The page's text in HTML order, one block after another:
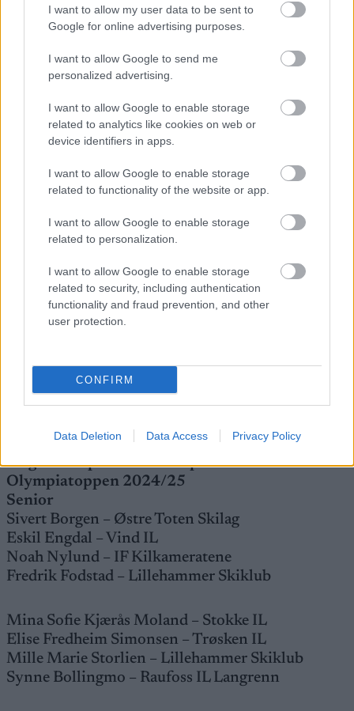
I want to allow my user data to be sent to
Google for online advertising purposes.
I want to allow Google to send me
personalized advertising.
I want to allow Google to enable storage
related to analytics like cookies on web or
device identifiers in apps.
I want to allow Google to enable storage
related to functionality of the website or app.
I want to allow Google to enable storage
related to personalization.
I want to allow Google to enable storage
related to security, including authentication
functionality and fraud prevention, and other
user protection.
CONFIRM
Data Deletion Data Access Privacy Policy
sprinttrøya i Ski Classics sammenlagt to ganger
før han la opp egen karriere i fjor høst.
Les også:
Tvinges til å legge opp: – Det er ikke alt med
toppidrettssatsing som er sunt
Mikko Kokslien teamkoordinator i laget, samt at
sportssjef for langrenn ved NTG Lillehammer Per
Ola Gasmann er fagressurs og sparringspartner for
teamet.
– Det skal også ansettes en assistenttrener for
laget. Der er vi fortsatt på jakt etter en motivert
trenerspire som vil være med i en 20-prosent
Følgende løpere er tatt ut på Team
Olympiatoppen 2024/25
Senior
Sivert Borgen – Østre Toten Skilag
Eskil Engdal – Vind IL
Noah Nylund – IF Kilkameratene
Fredrik Fodstad – Lillehammer Skiklub
Mina Sofie Kjærås Moland – Stokke IL
Elise Fredheim Simonsen – Trøsken IL
Mille Marie Storlien – Lillehammer Skiklub
Synne Bollingmo – Raufoss IL Langrenn